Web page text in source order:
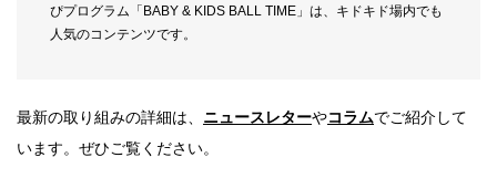
ぴプログラム「BABY & KIDS BALL TIME」は、キドキド場内でも
人気のコンテンツです。
最新の取り組みの詳細は、 ニュースレターやコラムでご紹介して
います。 ぜひご覧ください。